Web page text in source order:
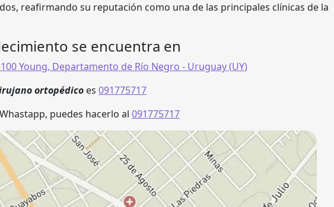
reafirmando su reputación como una de las principales clínicas de la
se encuentra en
Young, Departamento de Río Negro - Uruguay (UY)
ortopédico es 091775717
puedes hacerlo al 091775717